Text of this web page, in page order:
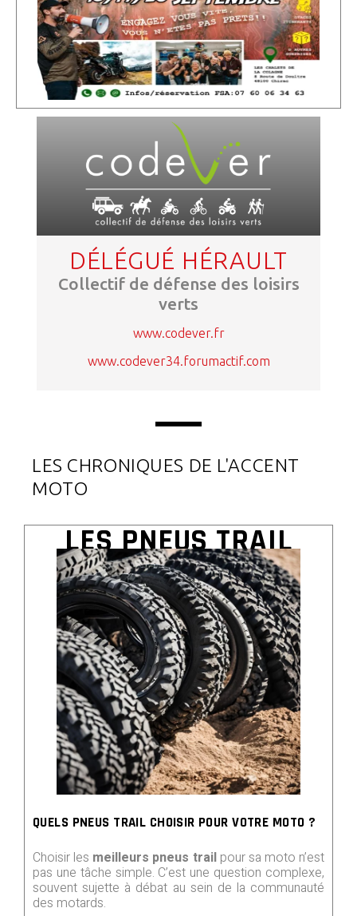
DÉLÉGUÉ HÉRAULT
Collectif de défense des loisirs
verts
www.codever.fr
www.codever34.forumactif.com
LES CHRONIQUES DE L'ACCENT
MOTO
LES PNEUS TRAIL
QUELS PNEUS TRAIL CHOISIR POUR VOTRE MOTO ?
Choisir les meilleurs pneus trailpour sa moto n’est
pas une tâche simple. C’est une question complexe,
souvent sujette à débat au sein de la communauté
des motards.